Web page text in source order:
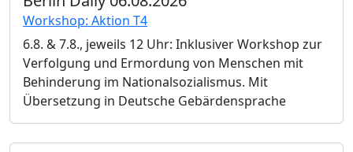
Workshop: Aktion T4
6.8. & 7.8., jeweils 12 Uhr: Inklusiver Workshop zur
Verfolgung und Ermordung von Menschen mit
Behinderung im Nationalsozialismus. Mit
Übersetzung in Deutsche Gebärdensprache